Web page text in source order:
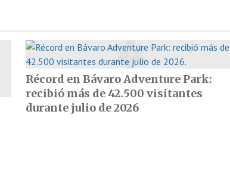
Récord en Bávaro Adventure Park:
recibió más de 42.500 visitantes
durante julio de 2026